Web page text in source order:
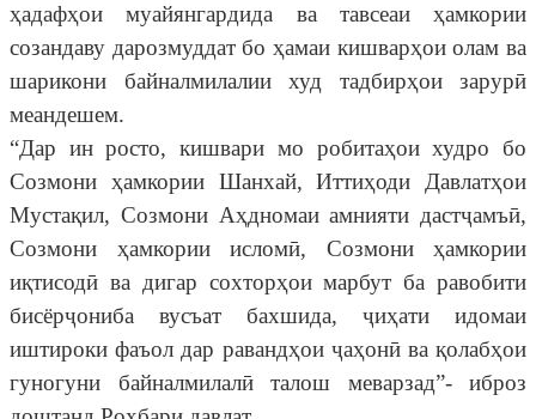
ҳадафҳои муайянгардида ва тавсеаи ҳамкории
созандаву дарозмуддат бо ҳамаи кишварҳои олам ва
шарикони байналмилалии худ тадбирҳои зарурӣ
меандешем.
“Дар ин росто, кишвари мо робитаҳои худро бо
Созмони ҳамкории Шанхай, Иттиҳоди Давлатҳои
Мустақил, Созмони Аҳдномаи амнияти дастҷамъӣ,
Созмони ҳамкории исломӣ, Созмони ҳамкории
иқтисодӣ ва дигар сохторҳои марбут ба равобити
бисёрҷониба вусъат бахшида, ҷиҳати идомаи
иштироки фаъол дар равандҳои ҷаҳонӣ ва қолабҳои
гуногуни байналмилалӣ талош меварзад”- иброз